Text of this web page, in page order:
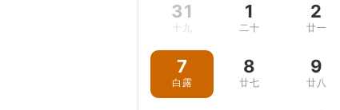
31
十九
1
二十
2
廿一
7
白露
8
廿七
9
廿八